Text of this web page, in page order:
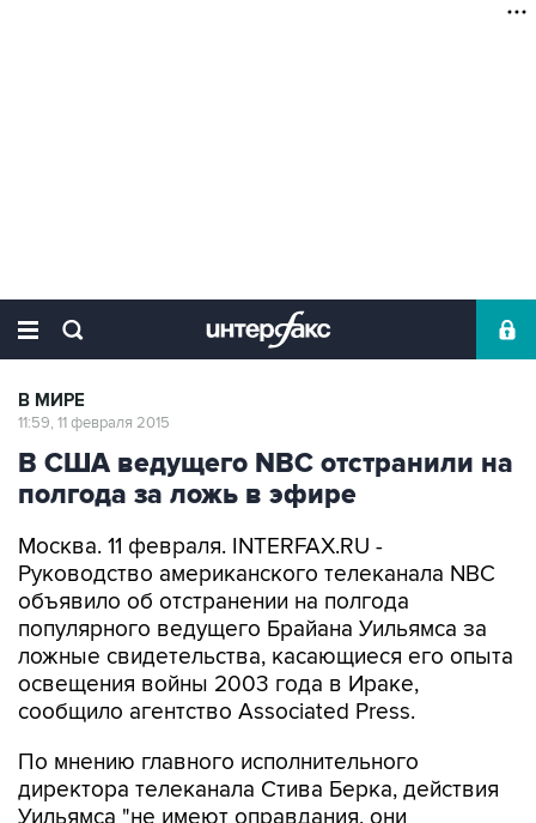
В МИРЕ
11:59, 11 февраля 2015
В США ведущего NBC отстранили на
полгода за ложь в эфире
Москва. 11 февраля. INTERFAX.RU -
Руководство американского телеканала NBC
объявило об отстранении на полгода
популярного ведущего Брайана Уильямса за
ложные свидетельства, касающиеся его опыта
освещения войны 2003 года в Ираке,
сообщило агентство Associated Press.
По мнению главного исполнительного
директора телеканала Стива Берка, действия